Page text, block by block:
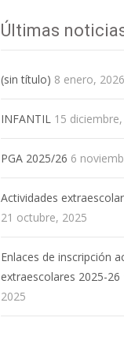
Últimas
(sin título) 8 enero, 2026
INFANTIL 15
PGA 2025/26 6
Actividades
21 octubre, 2025
Enlaces de inscripción
extraescolares 2025-26
2025